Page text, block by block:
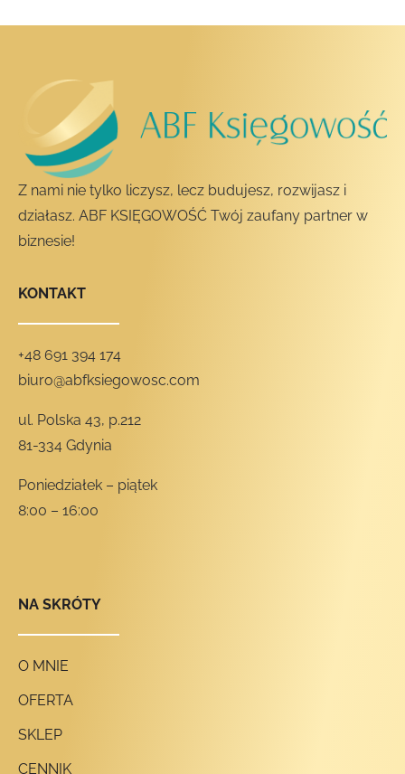
Z nami nie tylko liczysz, lecz budujesz, rozwijasz i
działasz. ABF KSIĘGOWOŚĆ Twój zaufany partner w
biznesie!
KONTAKT
+48 691 394 174
biuro@abfksiegowosc.com
ul. Polska 43, p.212
81-334 Gdynia
Poniedziałek – piątek
8:00 – 16:00
NA SKRÓTY
O MNIE
OFERTA
SKLEP
CENNIK